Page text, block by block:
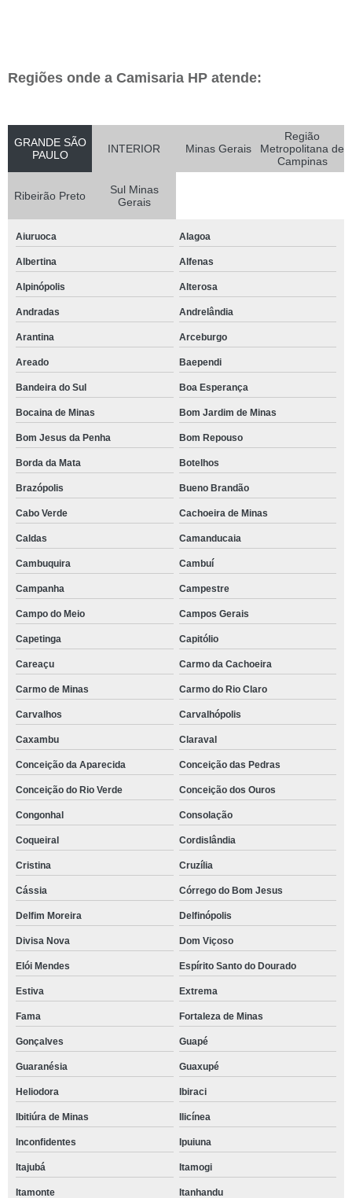
Regiões onde a Camisaria HP atende:
GRANDE SÃO
PAULO
INTERIOR Minas Gerais
Região
Metropolitana de
Campinas
Ribeirão Preto
Sul Minas
Gerais
Aiuruoca Alagoa
Albertina Alfenas
Alpinópolis Alterosa
Andradas Andrelândia
Arantina Arceburgo
Areado Baependi
Bandeira do Sul Boa Esperança
Bocaina de Minas Bom Jardim de Minas
Bom Jesus da Penha Bom Repouso
Borda da Mata Botelhos
Brazópolis Bueno Brandão
Cabo Verde Cachoeira de Minas
Caldas Camanducaia
Cambuquira Cambuí
Campanha Campestre
Campo do Meio Campos Gerais
Capetinga Capitólio
Careaçu Carmo da Cachoeira
Carmo de Minas Carmo do Rio Claro
Carvalhos Carvalhópolis
Caxambu Claraval
Conceição da Aparecida Conceição das Pedras
Conceição do Rio Verde Conceição dos Ouros
Congonhal Consolação
Coqueiral Cordislândia
Cristina Cruzília
Cássia Córrego do Bom Jesus
Delfim Moreira Delfinópolis
Divisa Nova Dom Viçoso
Elói Mendes Espírito Santo do Dourado
Estiva Extrema
Fama Fortaleza de Minas
Gonçalves Guapé
Guaranésia Guaxupé
Heliodora Ibiraci
Ibitiúra de Minas Ilicínea
Inconfidentes Ipuiuna
Itajubá Itamogi
Itamonte Itanhandu